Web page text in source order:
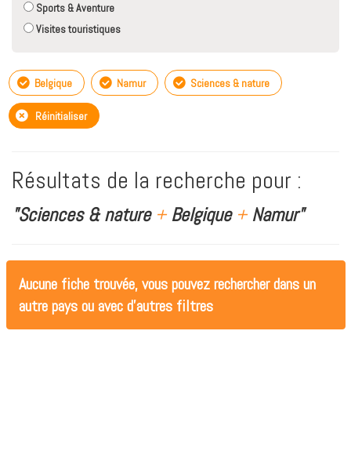
Sports & Aventure
Visites touristiques
Belgique Namur Sciences & nature
Réinitialiser
Résultats de la recherche pour :
"Sciences & nature +Belgique +Namur"
Aucune fiche trouvée, vous pouvez rechercher dans un
autre pays ou avec d'autres filtres